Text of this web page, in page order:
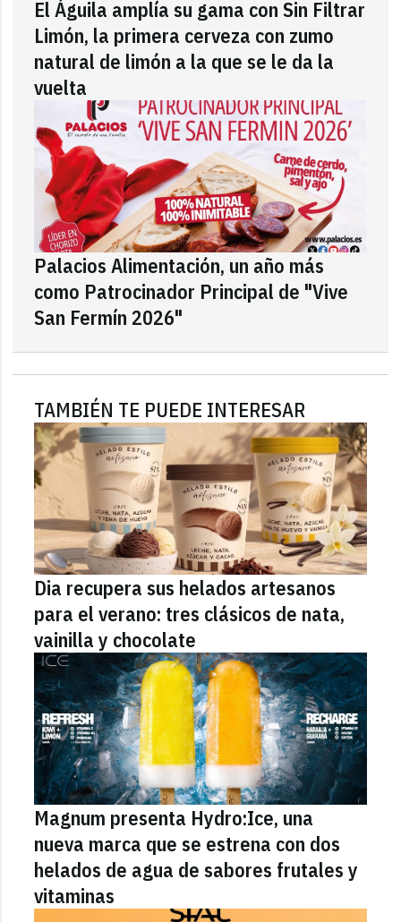
El Águila amplía su gama con Sin Filtrar
Limón, la primera cerveza con zumo
natural de limón a la que se le da la
vuelta
Palacios Alimentación, un año más
como Patrocinador Principal de "Vive
San Fermín 2026"
TAMBIÉN TE PUEDE INTERESAR
Dia recupera sus helados artesanos
para el verano: tres clásicos de nata,
vainilla y chocolate
Magnum presenta Hydro:Ice, una
nueva marca que se estrena con dos
helados de agua de sabores frutales y
vitaminas